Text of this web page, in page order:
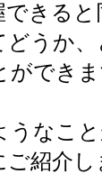
きると
どうか
ができ
うなこ
ご紹介し